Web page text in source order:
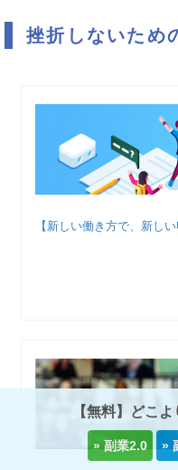
挫折しないため
【新しい働き方で、新し
【無料】どこ